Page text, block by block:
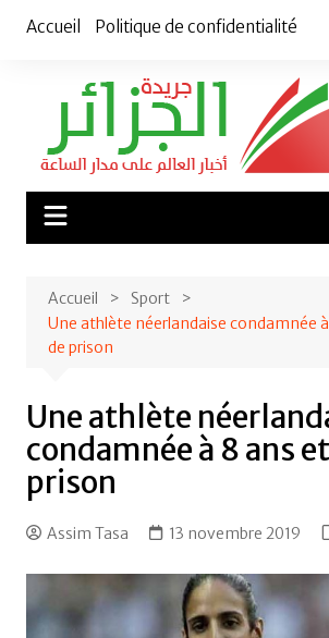
Accueil Politique de confidentialité
Accueil
Sport
Une athlète néerlandaise condamnée
de prison
Une athlète
condamnée à 8 ans
prison
Assim Tasa 13 novembre 2019